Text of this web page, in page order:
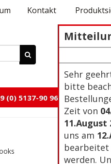
Sehr
bitte
Zeit von
11.August
uns am
bearbeitet
werden.
Kontakt
(0) 5137-90 96 105